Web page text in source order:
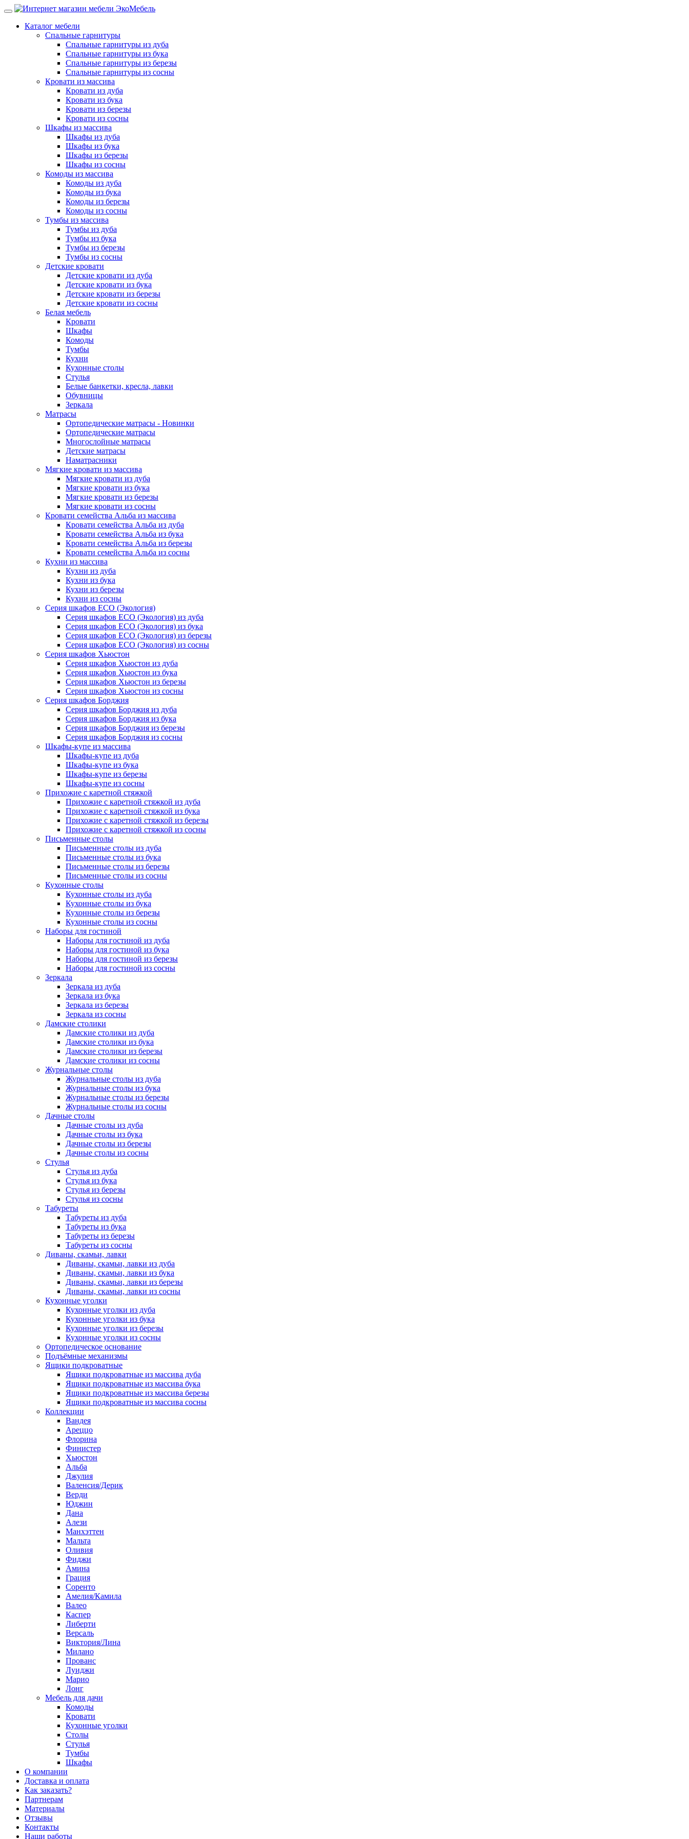
Каталог мебели
Спальные гарнитуры
Спальные гарнитуры из дуба
Спальные гарнитуры из бука
Спальные гарнитуры из березы
Спальные гарнитуры из сосны
Кровати из массива
Кровати из дуба
Кровати из бука
Кровати из березы
Кровати из сосны
Шкафы из массива
Шкафы из дуба
Шкафы из бука
Шкафы из березы
Шкафы из сосны
Комоды из массива
Комоды из дуба
Комоды из бука
Комоды из березы
Комоды из сосны
Тумбы из массива
Тумбы из дуба
Тумбы из бука
Тумбы из березы
Тумбы из сосны
Детские кровати
Детские кровати из дуба
Детские кровати из бука
Детские кровати из березы
Детские кровати из сосны
Белая мебель
Кровати
Шкафы
Комоды
Тумбы
Кухни
Кухонные столы
Стулья
Белые банкетки, кресла, лавки
Обувницы
Зеркала
Матрасы
Ортопедические матрасы - Новинки
Ортопедические матрасы
Многослойные матрасы
Детские матрасы
Наматрасники
Мягкие кровати из массива
Мягкие кровати из дуба
Мягкие кровати из бука
Мягкие кровати из березы
Мягкие кровати из сосны
Кровати семейства Альба из массива
Кровати семейства Альба из дуба
Кровати семейства Альба из бука
Кровати семейства Альба из березы
Кровати семейства Альба из сосны
Кухни из массива
Кухни из дуба
Кухни из бука
Кухни из березы
Кухни из сосны
Серия шкафов ECO (Экология)
Серия шкафов ECO (Экология) из дуба
Серия шкафов ECO (Экология) из бука
Серия шкафов ECO (Экология) из березы
Серия шкафов ECO (Экология) из сосны
Серия шкафов Хьюстон
Серия шкафов Хьюстон из дуба
Серия шкафов Хьюстон из бука
Серия шкафов Хьюстон из березы
Серия шкафов Хьюстон из сосны
Серия шкафов Борджия
Серия шкафов Борджия из дуба
Серия шкафов Борджия из бука
Серия шкафов Борджия из березы
Серия шкафов Борджия из сосны
Шкафы-купе из массива
Шкафы-купе из дуба
Шкафы-купе из бука
Шкафы-купе из березы
Шкафы-купе из сосны
Прихожие с каретной стяжкой
Прихожие с каретной стяжкой из дуба
Прихожие с каретной стяжкой из бука
Прихожие с каретной стяжкой из березы
Прихожие с каретной стяжкой из сосны
Письменные столы
Письменные столы из дуба
Письменные столы из бука
Письменные столы из березы
Письменные столы из сосны
Кухонные столы
Кухонные столы из дуба
Кухонные столы из бука
Кухонные столы из березы
Кухонные столы из сосны
Наборы для гостиной
Наборы для гостиной из дуба
Наборы для гостиной из бука
Наборы для гостиной из березы
Наборы для гостиной из сосны
Зеркала
Зеркала из дуба
Зеркала из бука
Зеркала из березы
Зеркала из сосны
Дамские столики
Дамские столики из дуба
Дамские столики из бука
Дамские столики из березы
Дамские столики из сосны
Журнальные столы
Журнальные столы из дуба
Журнальные столы из бука
Журнальные столы из березы
Журнальные столы из сосны
Дачные столы
Дачные столы из дуба
Дачные столы из бука
Дачные столы из березы
Дачные столы из сосны
Стулья
Стулья из дуба
Стулья из бука
Стулья из березы
Стулья из сосны
Табуреты
Табуреты из дуба
Табуреты из бука
Табуреты из березы
Табуреты из сосны
Диваны, скамьи, лавки
Диваны, скамьи, лавки из дуба
Диваны, скамьи, лавки из бука
Диваны, скамьи, лавки из березы
Диваны, скамьи, лавки из сосны
Кухонные уголки
Кухонные уголки из дуба
Кухонные уголки из бука
Кухонные уголки из березы
Кухонные уголки из сосны
Ортопедическое основание
Подъёмные механизмы
Ящики подкроватные
Ящики подкроватные из массива дуба
Ящики подкроватные из массива бука
Ящики подкроватные из массива березы
Ящики подкроватные из массива сосны
Коллекции
Вандея
Ареццо
Флорина
Финистер
Хьюстон
Альба
Джулия
Валенсия/Дерик
Верди
Юджин
Дана
Алези
Манхэттен
Мальта
Оливия
Фиджи
Амина
Грация
Соренто
Амелия/Камила
Валео
Каспер
Либерти
Версаль
Виктория/Лина
Милано
Прованс
Луиджи
Марио
Лонг
Мебель для дачи
Комоды
Кровати
Кухонные уголки
Столы
Стулья
Тумбы
Шкафы
О компании
Доставка и оплата
Как заказать?
Партнерам
Материалы
Отзывы
Контакты
Наши работы